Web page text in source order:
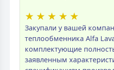
★ ★ ★ ★ ★
Закупали у вашей
теплообменника Alfa
комплектующие
заявленным